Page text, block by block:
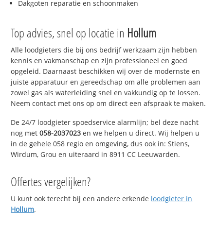
Dakgoten reparatie en schoonmaken
Top advies, snel op locatie in Hollum
Alle loodgieters die bij ons bedrijf werkzaam zijn hebben
kennis en vakmanschap en zijn professioneel en goed
opgeleid. Daarnaast beschikken wij over de modernste en
juiste apparatuur en gereedschap om alle problemen aan
zowel gas als waterleiding snel en vakkundig op te lossen.
Neem contact met ons op om direct een afspraak te maken.
De 24/7 loodgieter spoedservice alarmlijn; bel deze nacht
nog met058-2037023 en we helpen u direct. Wij helpen u
in de gehele 058 regio en omgeving, dus ook in: Stiens,
Wirdum, Grou en uiteraard in 8911 CC Leeuwarden.
Offertes vergelijken?
U kunt ook terecht bij een andere erkende loodgieter in
Hollum.